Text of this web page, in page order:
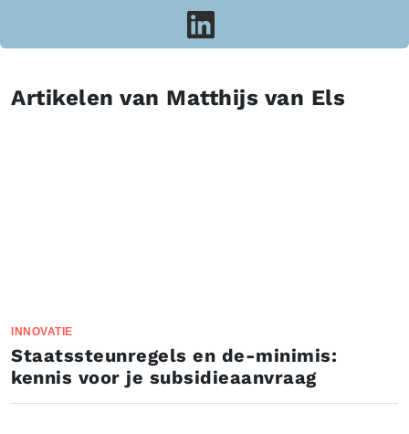
Artikelen van Matthijs van Els
INNOVATIE
Staatssteunregels en de-minimis:
kennis voor je subsidieaanvraag